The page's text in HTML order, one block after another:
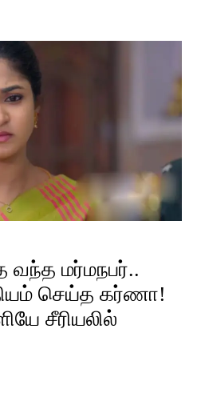
மர்மநபர்..
செய்த கர்ணா!
சீரியலில்